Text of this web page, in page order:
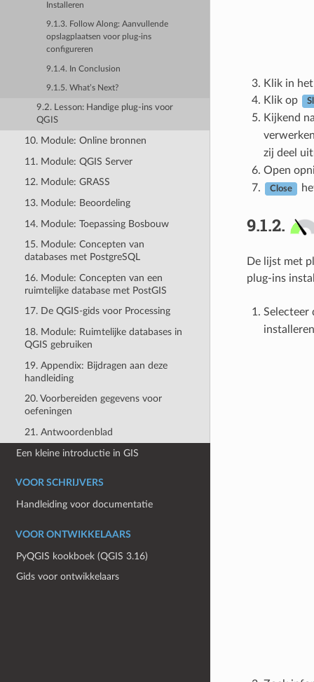
Installeren
9.1.3. Follow Along: Aanvullende
opslagplaatsen voor plug-ins
configureren
9.1.4. In Conclusion
9.1.5. What’s Next?
9.2. Lesson: Handige plug-ins voor
QGIS
10. Module: Online bronnen
11. Module: QGIS Server
12. Module: GRASS
13. Module: Beoordeling
14. Module: Toepassing Bosbouw
15. Module: Concepten van
databases met PostgreSQL
16. Module: Concepten van een
ruimtelijke database met PostGIS
17. De QGIS-gids voor Processing
18. Module: Ruimtelijke databases in
QGIS gebruiken
19. Appendix: Bijdragen aan deze
handleiding
20. Voorbereiden gegevens voor
oefeningen
21. Antwoordenblad
Een kleine introductie in GIS
VOOR SCHRIJVERS
Handleiding voor documentatie
VOOR ONTWIKKELAARS
PyQGIS kookboek (QGIS 3.16)
Gids voor ontwikkelaars
Klik in
Klik op
Kijkend
zij deel
Open
Close
9.1.2.
De lijst met
plug-ins
Selecteer